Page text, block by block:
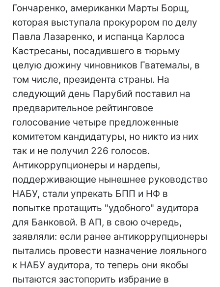
Гончаренко, американки Марты Борщ,
которая выступала прокурором по делу
Павла Лазаренко, и испанца Карлоса
Кастресаны, посадившего в тюрьму
целую дюжину чиновников Гватемалы, в
том числе, президента страны. На
следующий день Парубий поставил на
предварительное рейтинговое
голосование четыре предложенные
комитетом кандидатуры, но никто из них
так и не получил 226 голосов.
Антикоррупционеры и нардепы,
поддерживающие нынешнее руководство
НАБУ, стали упрекать БПП и НФ в
попытке протащить "удобного" аудитора
для Банковой. В АП, в свою очередь,
заявляли: если ранее антикоррупционеры
пытались провести назначение лояльного
к НАБУ аудитора, то теперь они якобы
пытаются застопорить избрание в